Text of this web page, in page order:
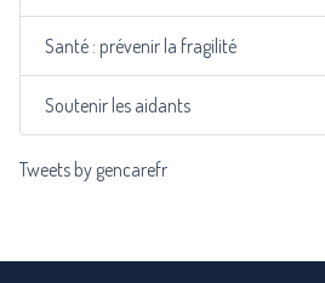
Santé : prévenir la fragilité
Soutenir les aidants
Tweets by gencarefr